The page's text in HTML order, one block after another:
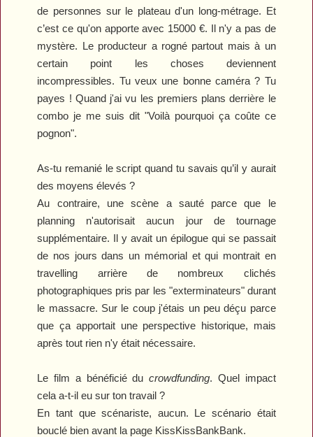
de personnes sur le plateau d'un long-métrage. Et
c’est ce qu'on apporte avec 15000 €. Il n'y a pas de
mystère. Le producteur a rogné partout mais à un
certain point les choses deviennent
incompressibles. Tu veux une bonne caméra ? Tu
payes ! Quand j'ai vu les premiers plansderrière le
combo je me suis dit "Voilà pourquoi ça coûte ce
pognon".
As-tu remanié le script quand tu savais qu’il y aurait
des moyens élevés ?
Au contraire, une scène a sauté parce que le
planning n'autorisait aucun jour de tournage
supplémentaire. Il y avait un épilogue qui se passait
de nos jours dans un mémorial et qui montrait en
travelling arrière de nombreux clichés
photographiques pris par les "exterminateurs"durant
le massacre. Sur le coup j'étais un peu déçu parce
que ça apportait une perspective historique, mais
après tout rien n'y était nécessaire.
Le film a bénéficié ducrowdfunding. Quel impact
cela a-t-il eu sur ton travail ?
En tant que scénariste, aucun. Le scénario était
bouclé bien avant la page KissKissBankBank.